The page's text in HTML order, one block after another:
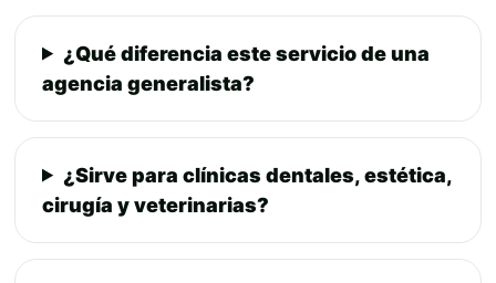
¿Qué diferencia este servicio de una
agencia generalista?
¿Sirve para clínicas dentales, estética,
cirugía y veterinarias?